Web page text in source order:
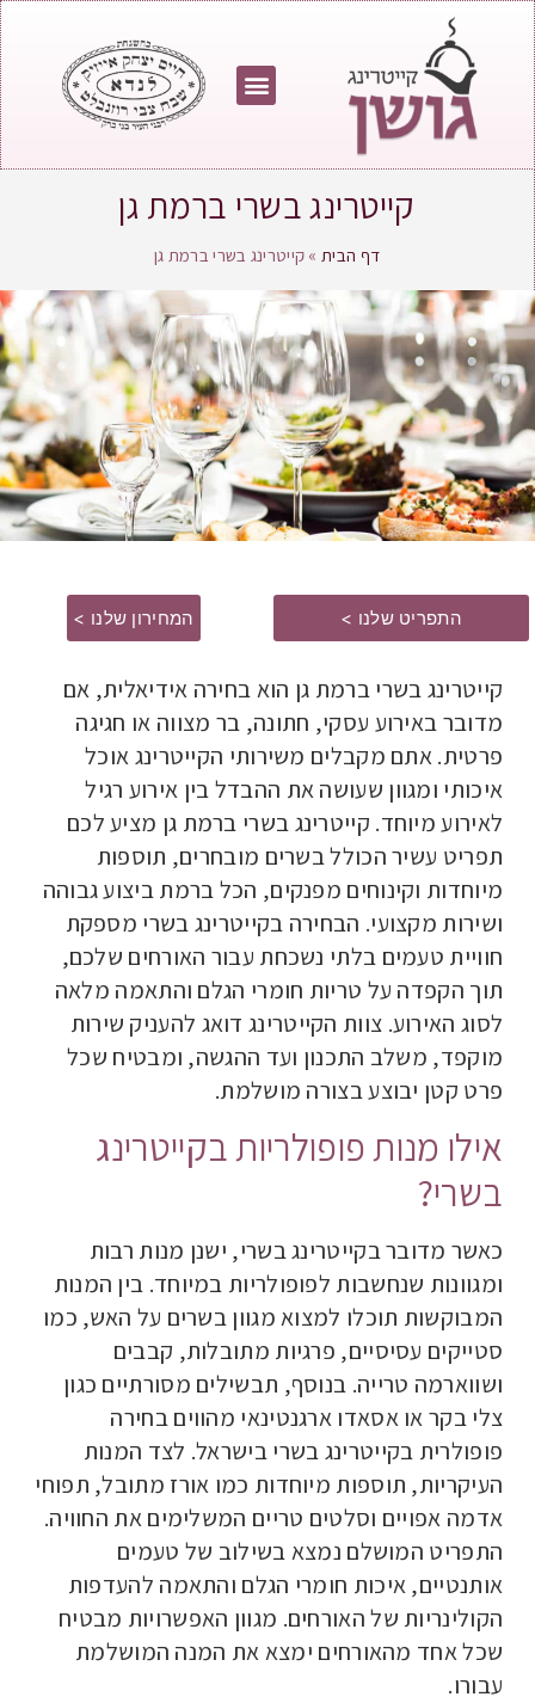
קייטרינג בשרי ברמת גן
דף הבית» קייטרינג בשרי ברמת גן
התפריט שלנו > המחירון שלנו >
קייטרינג בשרי ברמת גן הוא בחירה אידיאלית, אם
מדובר באירוע עסקי, חתונה, בר מצווה או חגיגה
פרטית. אתם מקבלים משירותי הקייטרינג אוכל
איכותי ומגוון שעושה את ההבדל בין אירוע רגיל
לאירוע מיוחד. קייטרינג בשרי ברמת גן מציע לכם
תפריט עשיר הכולל בשרים מובחרים, תוספות
מיוחדות וקינוחים מפנקים, הכל ברמת ביצוע גבוהה
ושירות מקצועי. הבחירה בקייטרינג בשרי מספקת
חוויית טעמים בלתי נשכחת עבור האורחים שלכם,
תוך הקפדה על טריות חומרי הגלם והתאמה מלאה
לסוג האירוע. צוות הקייטרינג דואג להעניק שירות
מוקפד, משלב התכנון ועד ההגשה, ומבטיח שכל
פרט קטן יבוצע בצורה מושלמת.
אילו מנות פופולריות בקייטרינג
בשרי?
כאשר מדובר בקייטרינג בשרי, ישנן מנות רבות
ומגוונות שנחשבות לפופולריות במיוחד. בין המנות
המבוקשות תוכלו למצוא מגוון בשרים על האש, כמו
סטייקים עסיסיים, פרגיות מתובלות, קבבים
ושווארמה טרייה. בנוסף, תבשילים מסורתיים כגון
צלי בקר או אסאדו ארגנטינאי מהווים בחירה
פופולרית בקייטרינג בשרי בישראל. לצד המנות
העיקריות, תוספות מיוחדות כמו אורז מתובל, תפוחי
אדמה אפויים וסלטים טריים המשלימים את החוויה.
התפריט המושלם נמצא בשילוב של טעמים
אותנטיים, איכות חומרי הגלם והתאמה להעדפות
הקולינריות של האורחים. מגוון האפשרויות מבטיח
שכל אחד מהאורחים ימצא את המנה המושלמת
עבורו.